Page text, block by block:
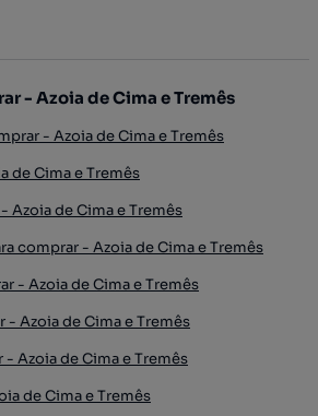
- Azoia de Cima e Tremês
- Azoia de Cima e Tremês
de Cima e Tremês
Azoia de Cima e Tremês
comprar - Azoia de Cima e Tremês
- Azoia de Cima e Tremês
- Azoia de Cima e Tremês
- Azoia de Cima e Tremês
de Cima e Tremês